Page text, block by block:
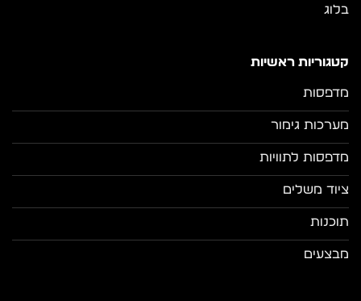
בלוג
קטגוריות ראשיות
מדפסות
מערכות גימור
מדפסות לתוויות
ציוד משלים
תוכנות
מבצעים